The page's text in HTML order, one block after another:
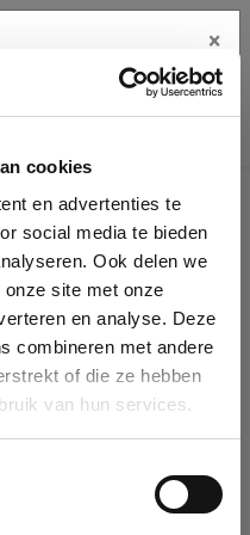
cookies
en advertenties te
social media te bieden
Ook delen we
site met onze
en analyse. Deze
combineren met andere
of die ze hebben
van hun services.
details
by name, VAT or
it will auto-complete the
our database, you can create
×